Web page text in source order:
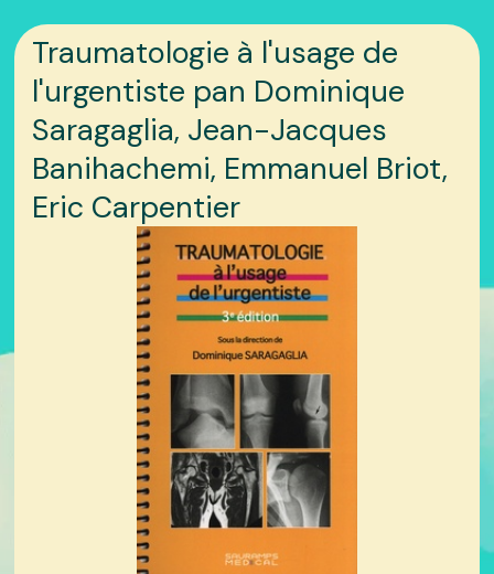
Traumatologie à l'usage de
l'urgentiste pan Dominique
Saragaglia, Jean-Jacques
Banihachemi, Emmanuel Briot,
Eric Carpentier